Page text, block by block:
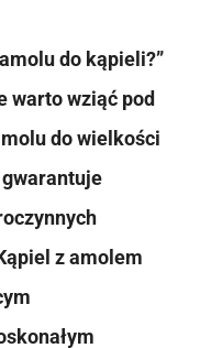
do kąpieli?”
warto wziąć pod
do wielkości
z amolem